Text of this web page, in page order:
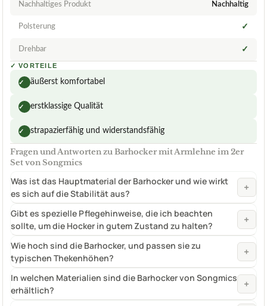
Nachhaltiges Produkt Nachhaltig
Polsterung ✓
Drehbar ✓
✓ VORTEILE
✓ äußerst komfortabel
✓ erstklassige Qualität
✓ strapazierfähig und widerstandsfähig
Fragen und Antworten zu Barhocker mit Armlehne im 2er
Set von Songmics
Was ist das Hauptmaterial der Barhocker und wie wirkt
es sich auf die Stabilität aus?
+
Gibt es spezielle Pflegehinweise, die ich beachten
sollte, um die Hocker in gutem Zustand zu halten?
+
Wie hoch sind die Barhocker, und passen sie zu
typischen Thekenhöhen?
+
In welchen Materialien sind die Barhocker von Songmics
erhältlich?
+